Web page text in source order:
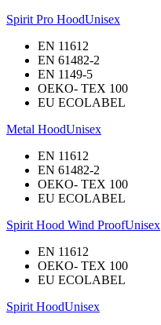
Spirit Pro HoodUnisex
EN 11612
EN 61482-2
EN 1149-5
OEKO- TEX 100
EU ECOLABEL
Metal HoodUnisex
EN 11612
EN 61482-2
OEKO- TEX 100
EU ECOLABEL
Spirit Hood Wind ProofUnisex
EN 11612
OEKO- TEX 100
EU ECOLABEL
Spirit HoodUnisex